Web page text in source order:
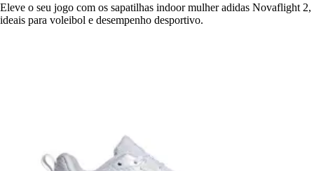
Eleve o seu jogo com os sapatilhas indoor mulher adidas Novaflight 2,
ideais para voleibol e desempenho desportivo.